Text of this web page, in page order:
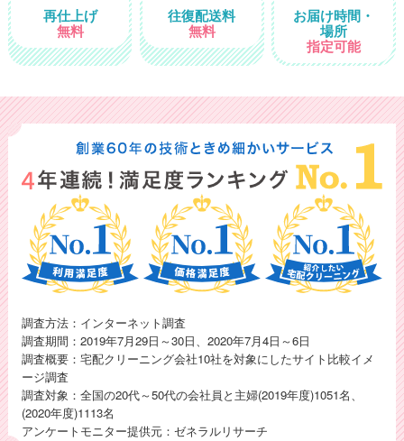
再仕上げ
無料
往復配送料
無料
お届け時間・
場所
指定可能
調査方法：インターネット調査
調査期間：2019年7月29日～30日、2020年7月4日～6日
調査概要：宅配クリーニング会社10社を対象にしたサイト比較イメ
ージ調査
調査対象：全国の20代～50代の会社員と主婦(2019年度)1051名、
(2020年度)1113名
アンケートモニター提供元：ゼネラルリサーチ